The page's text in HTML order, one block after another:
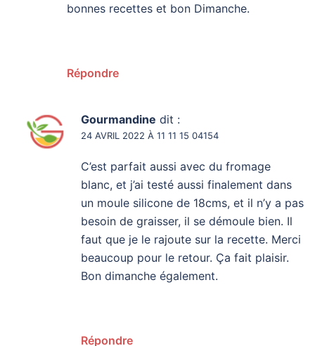
bonnes recettes et bon Dimanche.
Répondre
Gourmandine dit :
24 AVRIL 2022 À 11 11 15 04154
C’est parfait aussi avec du fromage
blanc, et j’ai testé aussi finalement dans
un moule silicone de 18cms, et il n’y a pas
besoin de graisser, il se démoule bien. Il
faut que je le rajoute sur la recette. Merci
beaucoup pour le retour. Ça fait plaisir.
Bon dimanche également.
Répondre